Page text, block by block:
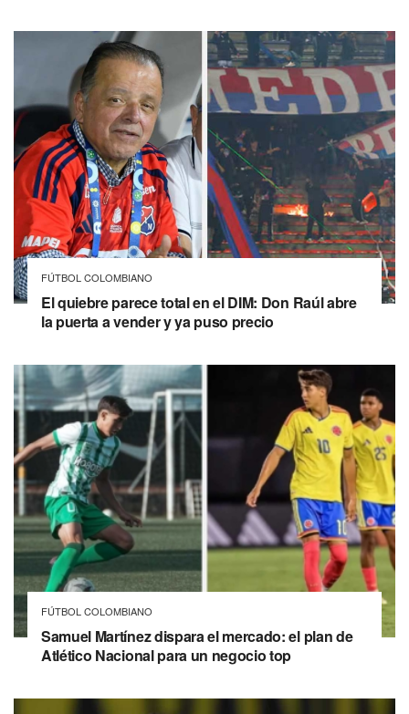
FÚTBOL COLOMBIANO
El quiebre parece total en el DIM: Don Raúl abre
la puerta a vender y ya puso precio
FÚTBOL COLOMBIANO
Samuel Martínez dispara el mercado: el plan de
Atlético Nacional para un negocio top